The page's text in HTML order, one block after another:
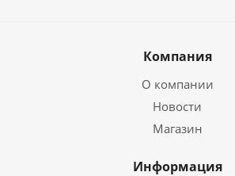
Компания
О компании
Новости
Магазин
Информация